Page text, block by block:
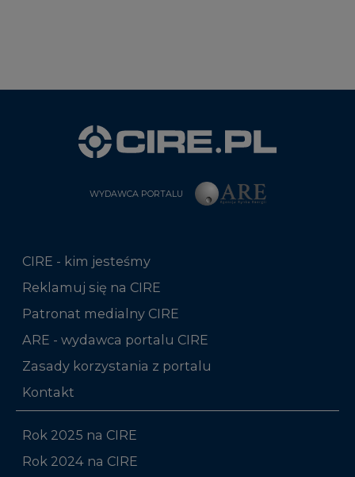
WYDAWCA PORTALU
CIRE - kim jesteśmy
Reklamuj się na CIRE
Patronat medialny CIRE
ARE - wydawca portalu CIRE
Zasady korzystania z portalu
Kontakt
Rok 2025 na CIRE
Rok 2024 na CIRE